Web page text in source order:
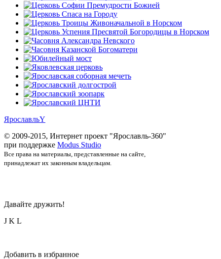
ЯрославльY
© 2009-2015, Интернет проект "Ярославль-360"
при поддержке Modus Studio
Все права на материалы, представленные на сайте,
принадлежат их законным владельцам.
Давайте дружить!
J K L
Добавить в избранное